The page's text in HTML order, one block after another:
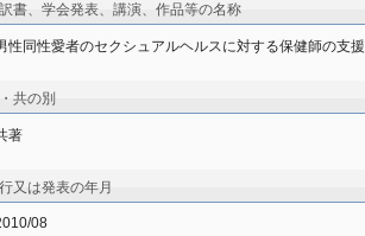
書、学会発表、講演、作品等の名称
性同性愛者のセクシュアルヘルスに対する保健師の支援
共の別
著
又は発表の年月
08